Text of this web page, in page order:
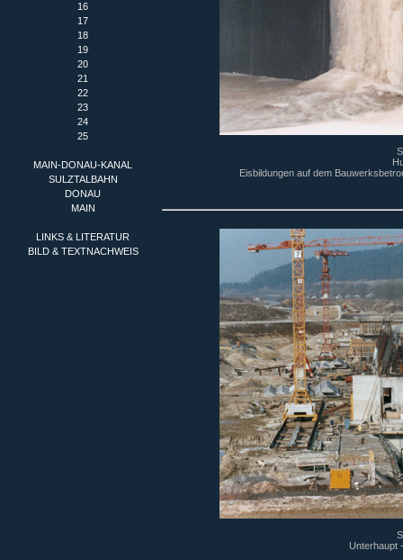
16
17
18
19
20
21
22
23
24
25
MAIN-DONAU-KANAL
SULZTALBAHN
DONAU
MAIN
LINKS & LITERATUR
BILD & TEXTNACHWEIS
Eisbildungen auf dem
Unterhaupt